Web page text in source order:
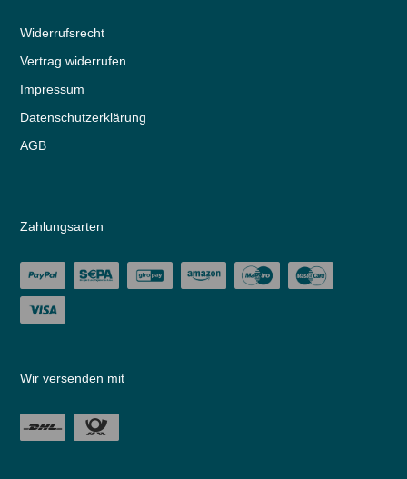
Widerrufs­recht
Vertrag widerrufen
Impressum
Daten­schutz­erklärung
AGB
Zahlungsarten
Wir versenden mit